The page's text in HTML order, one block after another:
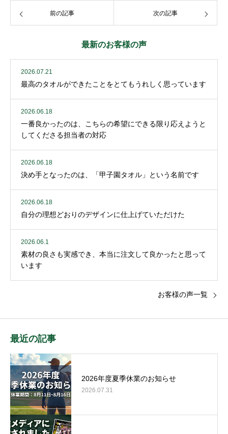
前の記事 次の記事
最新のお客様の声
2026.07.21
最高のタオルができたことをとてもうれしく思っています
2026.06.18
一番良かったのは、こちらの希望にできる限り応えようと
してくださる担当者の対応
2026.06.18
決め手となったのは、「甲子園タオル」という名前です
2026.06.18
自分の理想どおりのデザインに仕上げていただけた
2026.06.1
素材の良さも実感でき、本当に注文して良かったと思って
います
お客様の声一覧
最近の記事
2026年度夏季休業のお知らせ
2026.07.31